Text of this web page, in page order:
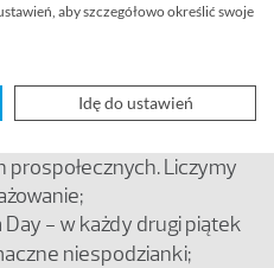
w centrum miasta;
psychoterapeutów,
Liczymy
Day - w każdy drugi piątek
niespodzianki;
aby szczegółowo określić swoje
Idę do ustawień